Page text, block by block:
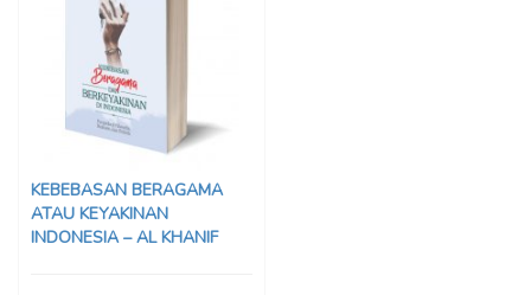
KEBEBASAN BERAGAMA
ATAU KEYAKINAN
INDONESIA – AL KHANIF